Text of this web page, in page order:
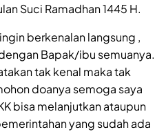
Suci Ramadhan 1445 H.
berkenalan langsung ,
Bapak/ibu semuanya.
tak kenal maka tak
doanya semoga saya
bisa melanjutkan ataupun
yang sudah ada